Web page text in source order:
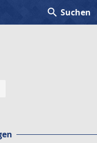
search Suchen